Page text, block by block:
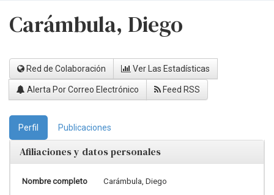
Carámbula, Diego
Red de Colaboración Ver Las Estadísticas
Alerta Por Correo Electrónico Feed RSS
Perfil Publicaciones
Afiliaciones y datos personales
Nombre completo Carámbula, Diego